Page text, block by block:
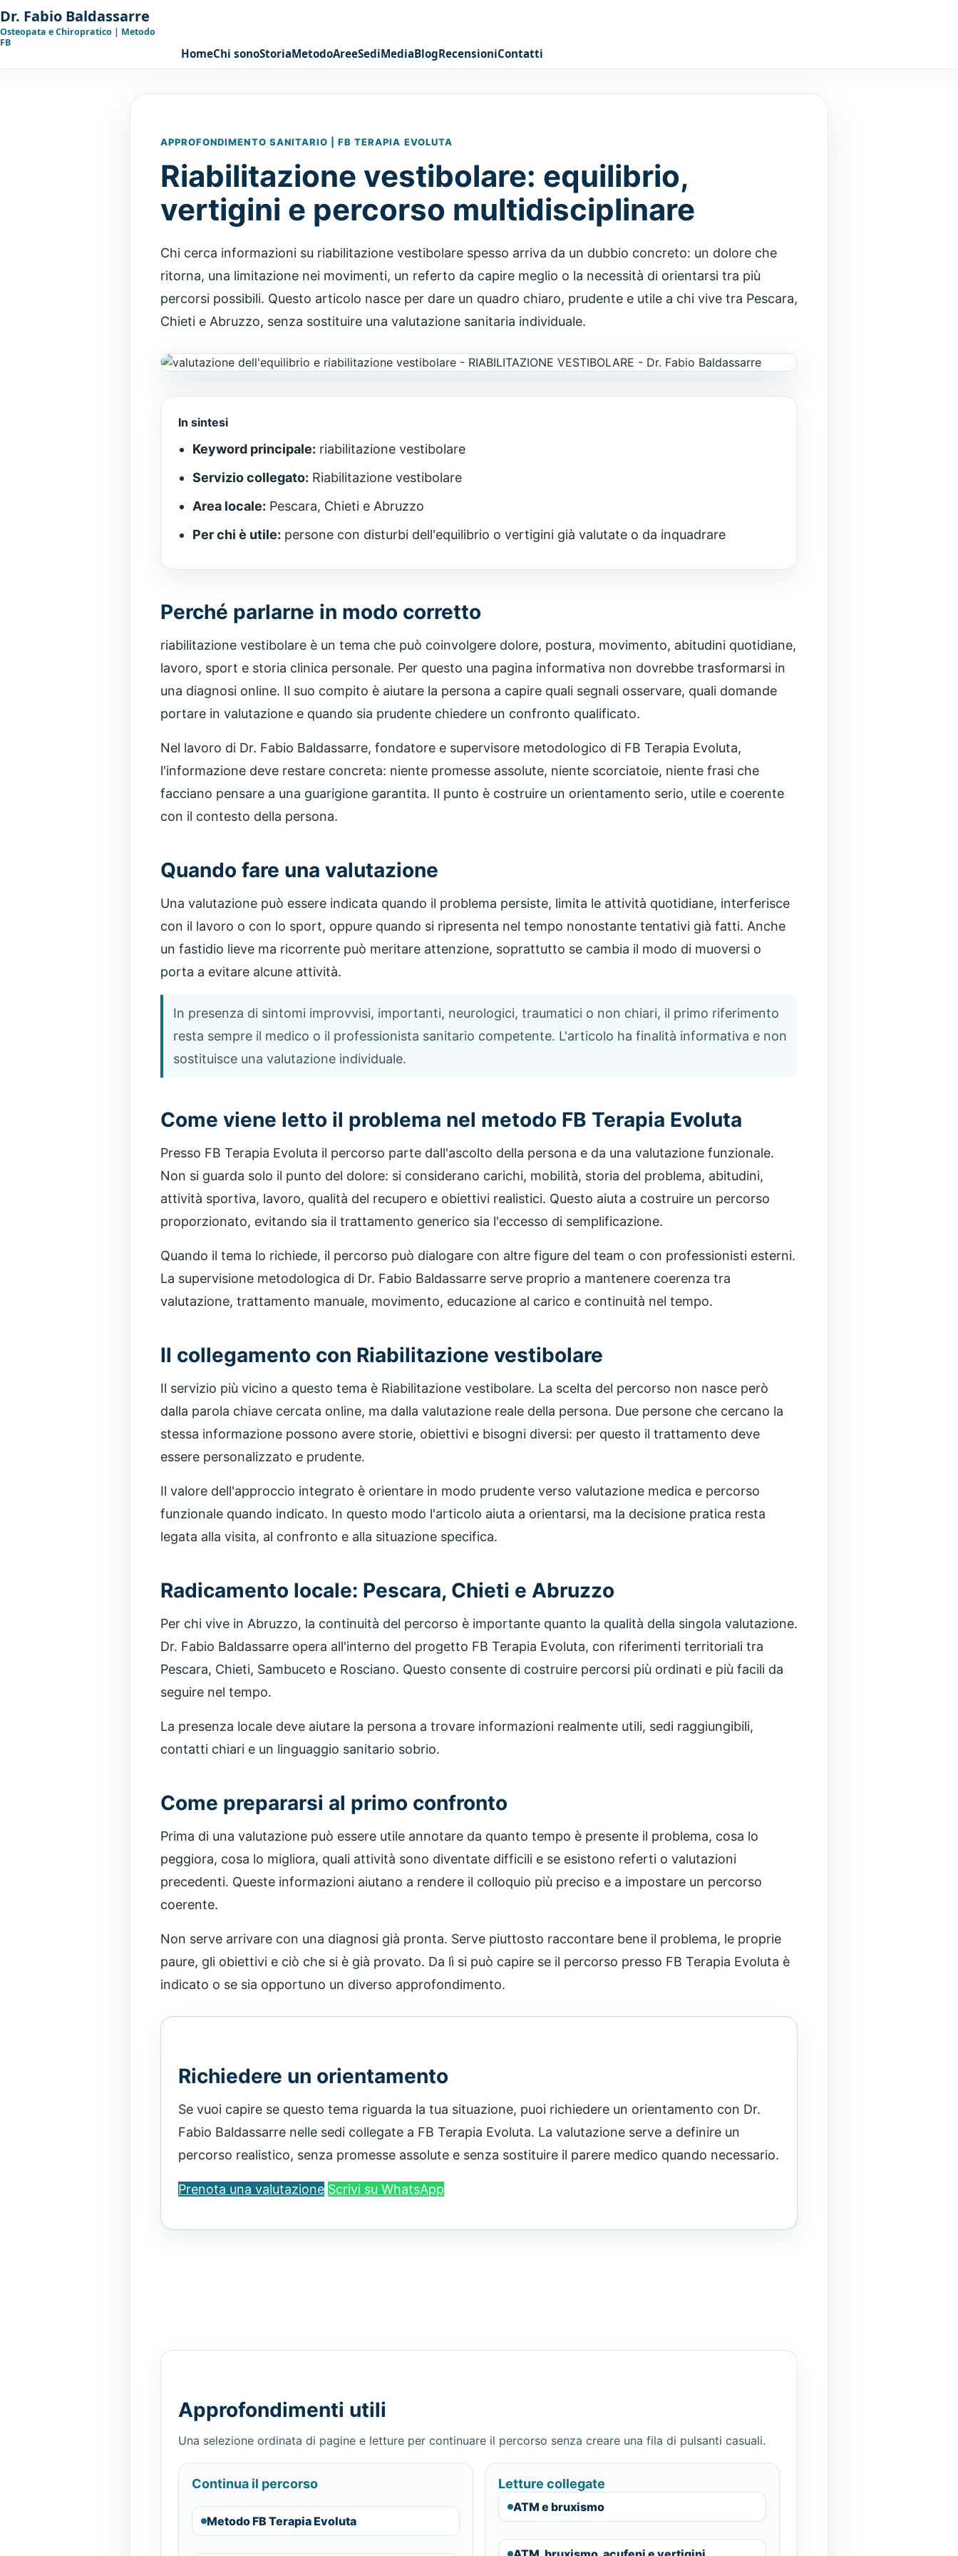
Dr. Fabio Baldassarre
Osteopata e Chiropratico | Metodo
FB
HomeChi sonoStoriaMetodoAreeSediMediaBlogRecensioniContatti
APPROFONDIMENTO SANITARIO | FB TERAPIA EVOLUTA
Riabilitazione vestibolare: equilibrio,
vertigini e percorso multidisciplinare
Chi cerca informazioni su riabilitazione vestibolare spesso arriva da un dubbio concreto: un dolore che
ritorna, una limitazione nei movimenti, un referto da capire meglio o la necessità di orientarsi tra più
percorsi possibili. Questo articolo nasce per dare un quadro chiaro, prudente e utile a chi vive tra Pescara,
Chieti e Abruzzo, senza sostituire una valutazione sanitaria individuale.
In sintesi
Keyword principale: riabilitazione vestibolare
Servizio collegato: Riabilitazione vestibolare
Area locale: Pescara, Chieti e Abruzzo
Per chi è utile: persone con disturbi dell'equilibrio o vertigini già valutate o da inquadrare
Perché parlarne in modo corretto
riabilitazione vestibolare è un tema che può coinvolgere dolore, postura, movimento, abitudini quotidiane,
lavoro, sport e storia clinica personale. Per questo una pagina informativa non dovrebbe trasformarsi in
una diagnosi online. Il suo compito è aiutare la persona a capire quali segnali osservare, quali domande
portare in valutazione e quando sia prudente chiedere un confronto qualificato.
Nel lavoro di Dr. Fabio Baldassarre, fondatore e supervisore metodologico di FB Terapia Evoluta,
l'informazione deve restare concreta: niente promesse assolute, niente scorciatoie, niente frasi che
facciano pensare a una guarigione garantita. Il punto è costruire un orientamento serio, utile e coerente
con il contesto della persona.
Quando fare una valutazione
Una valutazione può essere indicata quando il problema persiste, limita le attività quotidiane, interferisce
con il lavoro o con lo sport, oppure quando si ripresenta nel tempo nonostante tentativi già fatti. Anche
un fastidio lieve ma ricorrente può meritare attenzione, soprattutto se cambia il modo di muoversi o
porta a evitare alcune attività.
In presenza di sintomi improvvisi, importanti, neurologici, traumatici o non chiari, il primo riferimento
resta sempre il medico o il professionista sanitario competente. L'articolo ha finalità informativa e non
sostituisce una valutazione individuale.
Come viene letto il problema nel metodo FB Terapia Evoluta
Presso FB Terapia Evoluta il percorso parte dall'ascolto della persona e da una valutazione funzionale.
Non si guarda solo il punto del dolore: si considerano carichi, mobilità, storia del problema, abitudini,
attività sportiva, lavoro, qualità del recupero e obiettivi realistici. Questo aiuta a costruire un percorso
proporzionato, evitando sia il trattamento generico sia l'eccesso di semplificazione.
Quando il tema lo richiede, il percorso può dialogare con altre figure del team o con professionisti esterni.
La supervisione metodologica di Dr. Fabio Baldassarre serve proprio a mantenere coerenza tra
valutazione, trattamento manuale, movimento, educazione al carico e continuità nel tempo.
Il collegamento con Riabilitazione vestibolare
Il servizio più vicino a questo tema è Riabilitazione vestibolare. La scelta del percorso non nasce però
dalla parola chiave cercata online, ma dalla valutazione reale della persona. Due persone che cercano la
stessa informazione possono avere storie, obiettivi e bisogni diversi: per questo il trattamento deve
essere personalizzato e prudente.
Il valore dell'approccio integrato è orientare in modo prudente verso valutazione medica e percorso
funzionale quando indicato. In questo modo l'articolo aiuta a orientarsi, ma la decisione pratica resta
legata alla visita, al confronto e alla situazione specifica.
Radicamento locale: Pescara, Chieti e Abruzzo
Per chi vive in Abruzzo, la continuità del percorso è importante quanto la qualità della singola valutazione.
Dr. Fabio Baldassarre opera all'interno del progetto FB Terapia Evoluta, con riferimenti territoriali tra
Pescara, Chieti, Sambuceto e Rosciano. Questo consente di costruire percorsi più ordinati e più facili da
seguire nel tempo.
La presenza locale deve aiutare la persona a trovare informazioni realmente utili, sedi raggiungibili,
contatti chiari e un linguaggio sanitario sobrio.
Come prepararsi al primo confronto
Prima di una valutazione può essere utile annotare da quanto tempo è presente il problema, cosa lo
peggiora, cosa lo migliora, quali attività sono diventate difficili e se esistono referti o valutazioni
precedenti. Queste informazioni aiutano a rendere il colloquio più preciso e a impostare un percorso
coerente.
Non serve arrivare con una diagnosi già pronta. Serve piuttosto raccontare bene il problema, le proprie
paure, gli obiettivi e ciò che si è già provato. Da lì si può capire se il percorso presso FB Terapia Evoluta è
indicato o se sia opportuno un diverso approfondimento.
Richiedere un orientamento
Se vuoi capire se questo tema riguarda la tua situazione, puoi richiedere un orientamento con Dr.
Fabio Baldassarre nelle sedi collegate a FB Terapia Evoluta. La valutazione serve a definire un
percorso realistico, senza promesse assolute e senza sostituire il parere medico quando necessario.
Prenota una valutazione Scrivi su WhatsApp
Approfondimenti utili
Una selezione ordinata di pagine e letture per continuare il percorso senza creare una fila di pulsanti casuali.
Continua il percorso
Metodo FB Terapia Evoluta
Letture collegate
ATM e bruxismo